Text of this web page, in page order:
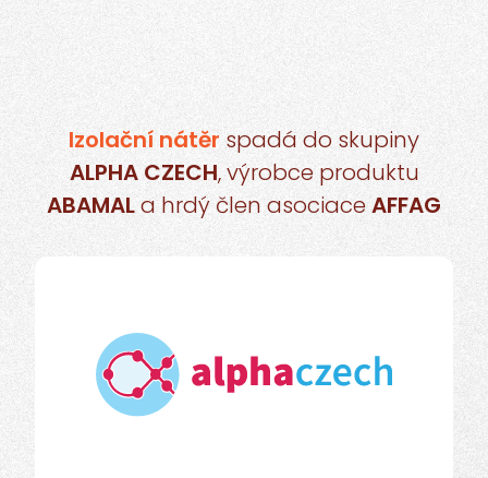
Izolační nátěr spadá do skupiny
ALPHA CZECH, výrobce produktu
ABAMALa hrdý člen asociaceAFFAG